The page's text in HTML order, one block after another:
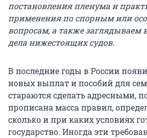
постановления пленума и
применения по спорным или
вопросам, а также заглядываем
дела нижестоящих судов.
В последние годы в России
новых выплат и пособий для
стараются сделать адресными,
прописана масса правил,
сколько и при каких условиях
государство. Иногда эти